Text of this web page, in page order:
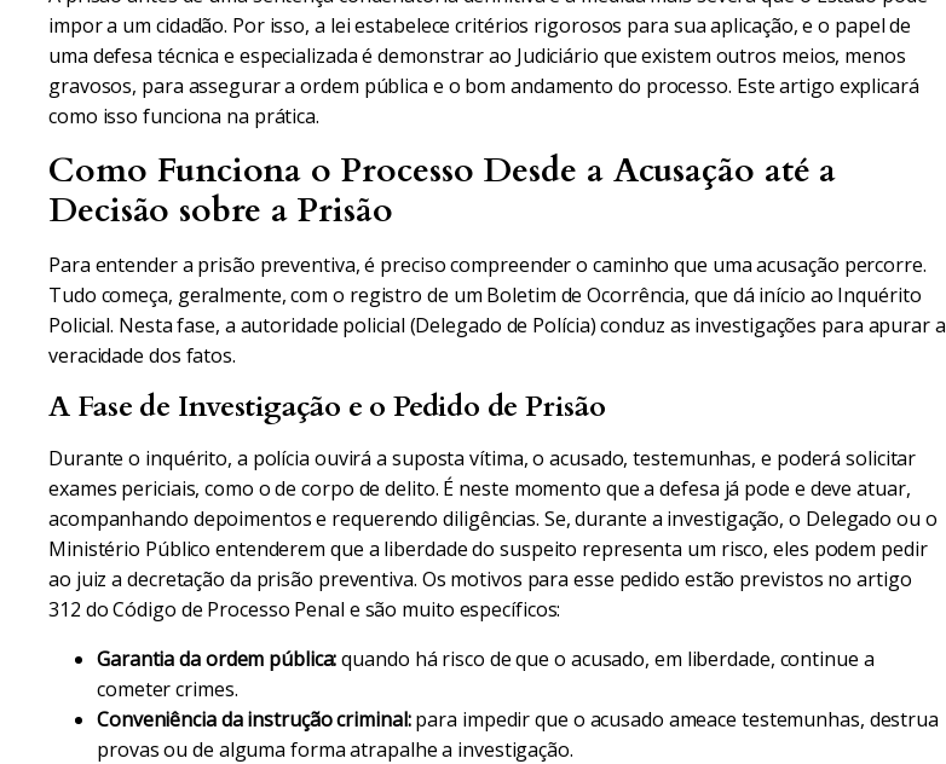
impor a um cidadão. Por isso, a lei estabelece critérios rigorosos para sua aplicação, e o papel de
uma defesa técnica e especializada é demonstrar ao Judiciário que existem outros meios, menos
gravosos, para assegurar a ordem pública e o bom andamento do processo. Este artigo explicará
como isso funciona na prática.
Como Funciona o Processo Desde a Acusação até a
Decisão sobre a Prisão
Para entender a prisão preventiva, é preciso compreender o caminho que uma acusação percorre.
Tudo começa, geralmente, com o registro de um Boletim de Ocorrência, que dá início ao Inquérito
Policial. Nesta fase, a autoridade policial (Delegado de Polícia) conduz as investigações para apurar a
veracidade dos fatos.
A Fase de Investigação e o Pedido de Prisão
Durante o inquérito, a polícia ouvirá a suposta vítima, o acusado, testemunhas, e poderá solicitar
exames periciais, como o de corpo de delito. É neste momento que a defesa já pode e deve atuar,
acompanhando depoimentos e requerendo diligências. Se, durante a investigação, o Delegado ou o
Ministério Público entenderem que a liberdade do suspeito representa um risco, eles podem pedir
ao juiz a decretação da prisão preventiva. Os motivos para esse pedido estão previstos no artigo
312 do Código de Processo Penal e são muito específicos:
Garantia da ordem pública:quando há risco de que o acusado, em liberdade, continue a
cometer crimes.
Conveniência da instrução criminal:para impedir que o acusado ameace testemunhas, destrua
provas ou de alguma forma atrapalhe a investigação.